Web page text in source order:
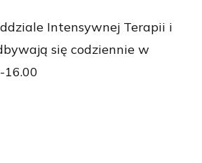
Intensywnej Terapii i
się codziennie w
16.00